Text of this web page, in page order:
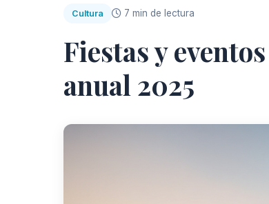
Cultura 7 min de lectura
Fiestas y
anual 2025